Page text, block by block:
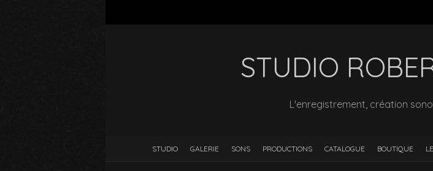
STUDIO
L'enregistrement, création
STUDIO GALERIE SONS PRODUCTIONS CATALOGUE BOUTIQUE